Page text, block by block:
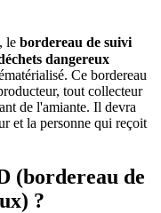
le bordereau de suivi
dangereux
Ce bordereau
tout collecteur
de l'amiante. Il devra
et la personne qui reçoit
(bordereau de
?